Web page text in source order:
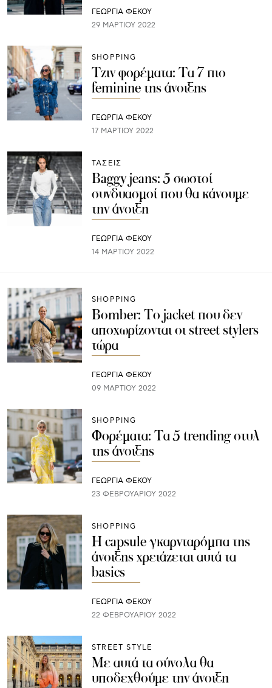
ΓΕΩΡΓΙΑ ΦΕΚΟΥ
29 ΜΑΡΤΊΟΥ 2022
SHOPPING
Τζιν φορέματα: Τα 7 πιο
feminine της άνοιξης
ΓΕΩΡΓΙΑ ΦΕΚΟΥ
17 ΜΑΡΤΊΟΥ 2022
ΤΑΣΕΙΣ
Baggy jeans: 5 σωστοί
συνδυασμοί που θα κάνουμε
την άνοιξη
ΓΕΩΡΓΙΑ ΦΕΚΟΥ
14 ΜΑΡΤΊΟΥ 2022
SHOPPING
Bomber: Το jacket που δεν
αποχωρίζονται οι street stylers
τώρα
ΓΕΩΡΓΙΑ ΦΕΚΟΥ
09 ΜΑΡΤΊΟΥ 2022
SHOPPING
Φορέματα: Τα 5 trending στυλ
της άνοιξης
ΓΕΩΡΓΙΑ ΦΕΚΟΥ
23 ΦΕΒΡΟΥΑΡΊΟΥ 2022
SHOPPING
Η capsule γκαρνταρόμπα της
άνοιξης χρειάζεται αυτά τα
basics
ΓΕΩΡΓΙΑ ΦΕΚΟΥ
22 ΦΕΒΡΟΥΑΡΊΟΥ 2022
STREET STYLE
Με αυτά τα σύνολα θα
υποδεχθούμε την άνοιξη